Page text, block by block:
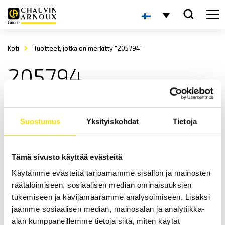
Suostumus Yksityiskohdat Tietoja
Tämä sivusto käyttää evästeitä
Käytämme evästeitä tarjoamamme sisällön ja mainosten
räätälöimiseen, sosiaalisen median ominaisuuksien
tukemiseen ja kävijämäärämme analysoimiseen. Lisäksi
jaamme sosiaalisen median, mainosalan ja analytiikka-
alan kumppaneillemme tietoja siitä, miten käytät
Koti Tuotteet, jotka on merkitty "205794"
205794
ETL Sähköturvallisuustesteri ATS400 UHI
Testijärjestelmä ATS400 UHI
LUE LISÄÄ